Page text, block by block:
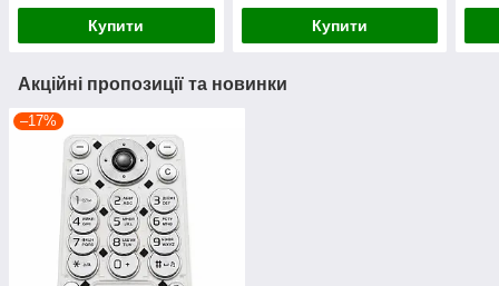
Купити Купити
Акційні пропозиції та новинки
–17%